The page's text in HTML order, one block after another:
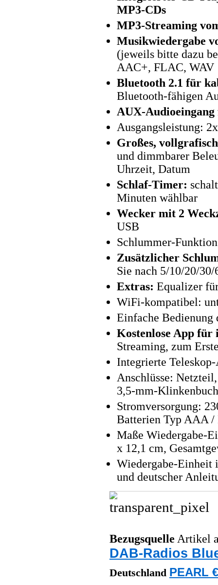
MP3-CDs
MP3-Streaming
Musikwiedergabe
(jeweils bitte dazu
AAC+, FLAC, WAV
Bluetooth 2.1 für
Bluetooth-fähigen
AUX-
Ausgangsleistung:
Großes,
und dimmbarer
Uhrzeit, Datum
Schlaf-Timer:
Minuten wählbar
Wecker mit 2
USB
Schlummer-
Zusätzlicher
Sie nach 5/10/20/
Extras: Equalizer
WiFi-kompatibel:
Einfache Bedienung
Kostenlose App
Streaming, zum
Integrierte
Anschlüsse:
3,5-mm-
Stromversorgung:
Batterien Typ AAA
Maße Wiedergabe-
x 12,1 cm,
Wiedergabe-Einheit
und deutscher
Bezugsquelle Artikel
DAB-Radios
Deutschland PEARL